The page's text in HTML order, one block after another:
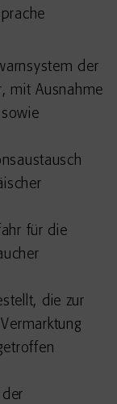
der
mit Ausnahme
für die
die zur